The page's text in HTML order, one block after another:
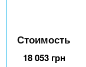
Стоимость
18 053 грн